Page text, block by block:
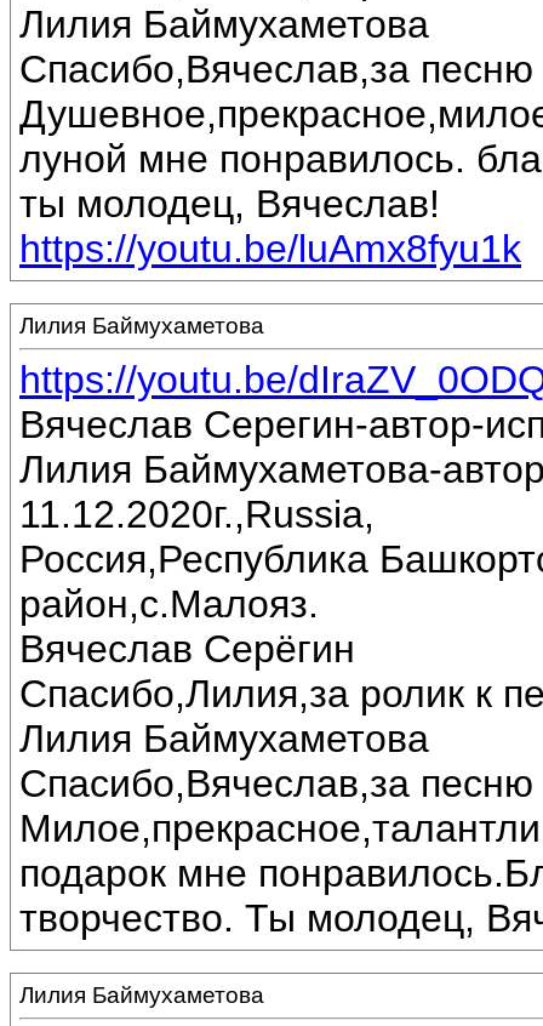
Лилия Баймухаметова
Спасибо,Вячеслав,за песню
луной мне понравилось.
ты молодец, Вячеслав!
https://youtu.be/luAmx8fyu1k
Лилия Баймухаметова
https://youtu.be/
Вячеслав Серегин-автор-
Лилия Баймухаметова-
11.12.2020г.,Russia,
Россия,Республика
район,с.Малояз.
Вячеслав Серёгин
Спасибо,Лилия,за ролик к
Лилия Баймухаметова
Спасибо,Вячеслав,за песню
подарок мне
творчество. Ты молодец,
Лилия Баймухаметова